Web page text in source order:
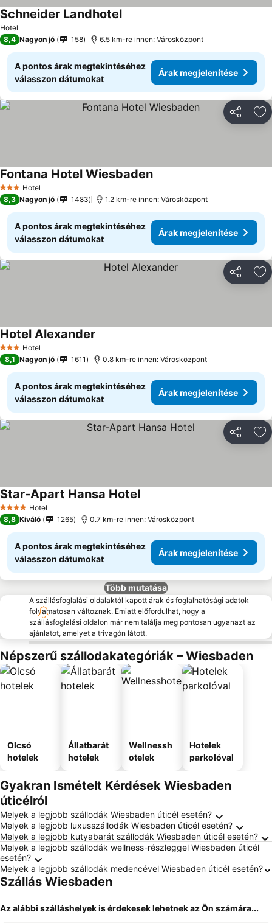
Hotel
Schneider Landhotel
8,4 Nagyon jó 158 6.5 km-re innen: Városközpont
A pontos árak megtekintéséhez
válasszon dátumokat
Árak megjelenítése
3 Kategória
Hotel
Fontana Hotel Wiesbaden
8,3 Nagyon jó 1483 1.2 km-re innen: Városközpont
A pontos árak megtekintéséhez
válasszon dátumokat
Árak megjelenítése
3 Kategória
Hotel
Hotel Alexander
8,1 Nagyon jó 1611 0.8 km-re innen: Városközpont
A pontos árak megtekintéséhez
válasszon dátumokat
Árak megjelenítése
4 KategóriaHotel
Star-Apart Hansa Hotel
8,8 Kiváló 1265 0.7 km-re innen: Városközpont
A pontos árak megtekintéséhez
válasszon dátumokat
Árak megjelenítése
Több mutatása
A szállásfoglalási oldalaktól kapott árak és foglalhatósági adatok
folyamatosan változnak. Emiatt előfordulhat, hogy a
szállásfoglalási oldalon már nem találja meg pontosan ugyanazt az
ajánlatot, amelyet a trivagón látott.
Népszerű szállodakategóriák – Wiesbaden
Olcsó
hotelek
Állatbarát
hotelek
Wellnessh
otelek
Hotelek
parkolóval
Gyakran Ismételt Kérdések Wiesbaden
úticélról
Melyek a legjobb szállodák Wiesbaden úticél esetén?
Melyek a legjobb luxusszállodák Wiesbaden úticél esetén?
Melyek a legjobb kutyabarát szállodák Wiesbaden úticél esetén?
Melyek a legjobb szállodák wellness-részleggel Wiesbaden úticél
esetén?
Melyek a legjobb szállodák medencével Wiesbaden úticél esetén?
Szállás Wiesbaden
Az alábbi szálláshelyek is érdekesek lehetnek az Ön számára...